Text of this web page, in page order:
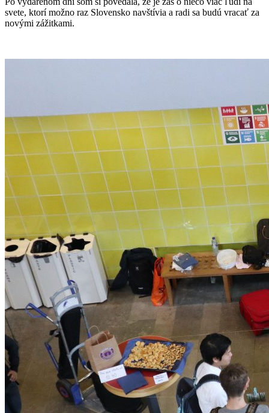
svete, ktorí možno raz Slovensko navštívia a radi sa budú vracať za
novými zážitkami.